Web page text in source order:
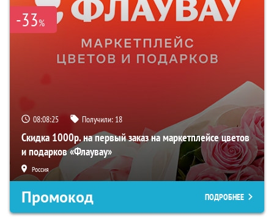
-33%
08:08:24 Получили: 18
Скидка 1000р. на первый заказ на маркетплейсе цветов
и подарков «Флаувау»
Россия
Промокод ПОДРОБНЕЕ